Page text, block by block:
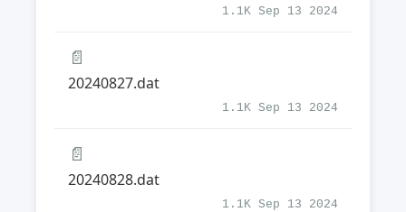
1.1K Sep 13 2024
📄
20240827.dat
1.1K Sep 13 2024
📄
20240828.dat
1.1K Sep 13 2024